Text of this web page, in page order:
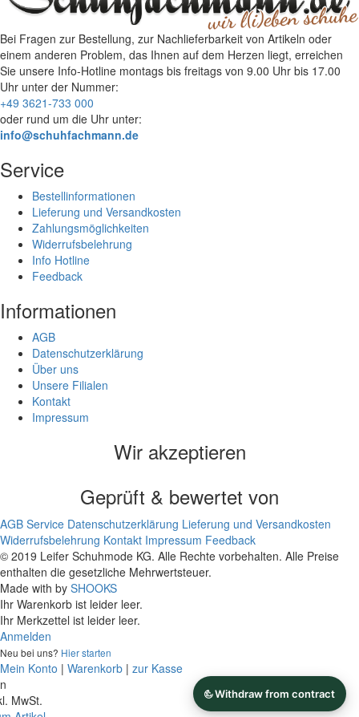
Bei Fragen zur Bestellung, zur Nachlieferbarkeit von Artikeln oder
einem anderen Problem, das Ihnen auf dem Herzen liegt, erreichen
Sie unsere Info-Hotline montags bis freitags von 9.00 Uhr bis 17.00
Uhr unter der Nummer:
+49 3621-733 000
oder rund um die Uhr unter:
info@schuhfachmann.de
Service
Bestellinformationen
Lieferung und Versandkosten
Zahlungsmöglichkeiten
Widerrufsbelehrung
Info Hotline
Feedback
Informationen
AGB
Datenschutzerklärung
Über uns
Unsere Filialen
Kontakt
Impressum
Wir akzeptieren
Geprüft & bewertet von
AGB Service Datenschutzerklärung Lieferung und Versandkosten
Widerrufsbelehrung Kontakt Impressum Feedback
© 2019 Leifer Schuhmode KG. Alle Rechte vorbehalten. Alle Preise
enthalten die gesetzliche Mehrwertsteuer.
Made with by SHOOKS
Ihr Warenkorb ist leider leer.
Ihr Merkzettel ist leider leer.
Anmelden
Neu bei uns? Hier starten
Mein Konto | Warenkorb | zur Kasse
MwSt.